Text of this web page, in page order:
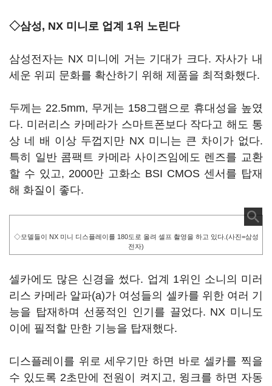
◇삼성, NX 미니로 업계 1위 노린다
삼성전자는 NX 미니에 거는 기대가 크다. 자사가 내
세운 위피 문화를 확산하기 위해 제품을 최적화했다.
두께는 22.5mm, 무게는 158그램으로 휴대성을 높였
다. 미러리스 카메라가 스마트폰보다 작다고 해도 통
상 네 배 이상 두껍지만 NX 미니는 큰 차이가 없다.
특히 일반 콤팩트 카메라 사이즈임에도 렌즈를 교환
할 수 있고, 2000만 고화소 BSI CMOS 센서를 탑재
해 화질이 좋다.
◇모델들이 NX 미니 디스플레이를 180도로 올려 셀프 촬영을 하고 있다.(사진=삼성
전자)
셀카에도 많은 신경을 썼다. 업계 1위인 소니의 미러
리스 카메라 알파(a)가 여성들의 셀카를 위한 여러 기
능을 탑재하며 선풍적인 인기를 끌었다. NX 미니도
이에 필적할 만한 기능을 탑재했다.
디스플레이를 위로 세우기만 하면 바로 셀카를 찍을
수 있도록 2초만에 전원이 켜지고, 윙크를 하면 자동